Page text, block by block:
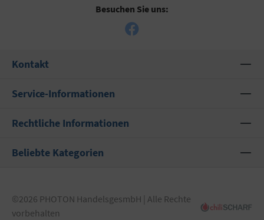
Besuchen Sie uns:
Kontakt
Service-Informationen
Rechtliche Informationen
Beliebte Kategorien
©2026 PHOTON HandelsgesmbH | Alle Rechte
vorbehalten